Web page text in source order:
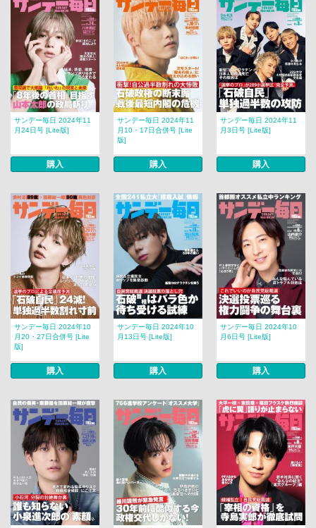
サンデー毎日 2024年11
月24日号 [Lite版]
購入
サンデー毎日 2024年11
月10・17日合併号 [Lite
版]
購入
サンデー毎日 2024年11
月3日号 [Lite版]
購入
サンデー毎日 2024年10
月20・27日合併号 [Lite
版]
購入
サンデー毎日 2024年10
月13日号 [Lite版]
購入
サンデー毎日 2024年10
月6日号 [Lite版]
購入